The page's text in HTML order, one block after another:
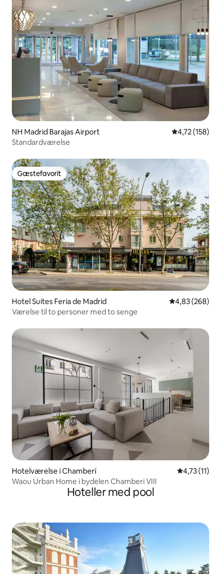
NH Madrid Barajas Airport 4,72 ud af 5 i
4,72 (158)
Standardværelse
Gæstefavorit
Gæstefavorit
Hotel Suites Feria de Madrid 4,83 ud af 5 i
4,83 (268)
Værelse til to personer med to senge
Hotelværelse i Chamberí 4,73 ud af 5
4,73 (11)
Waou Urban Home i bydelen Chamberi VIII
Hoteller med pool